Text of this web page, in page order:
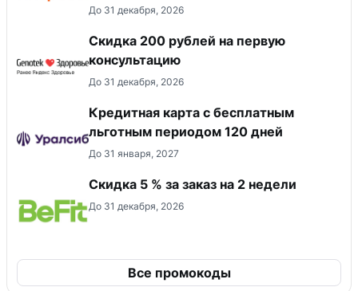
До 31 декабря, 2026
Скидка 200 рублей на первую
консультацию
До 31 декабря, 2026
Кредитная карта с бесплатным
льготным периодом 120 дней
До 31 января, 2027
Скидка 5 % за заказ на 2 недели
До 31 декабря, 2026
Все промокоды